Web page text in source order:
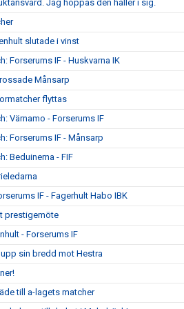
Jag hoppas den håller i sig.
slutade i vinst
Forserums IF - Huskvarna IK
Månsarp
flyttas
Värnamo - Forserums IF
Forserums IF - Månsarp
Beduinerna - FIF
IF - Fagerhult Habo IBK
prestigemöte
- Forserums IF
sin bredd mot Hestra
till a-lagets matcher